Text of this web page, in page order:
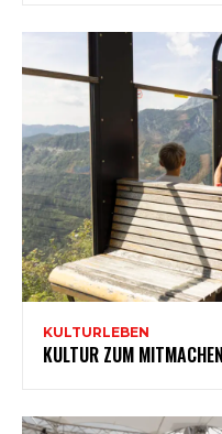
KULTURLEBEN
KULTUR ZUM MITMACHEN